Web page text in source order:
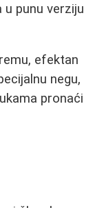
punu verziju
efektan
negu,
pronaći